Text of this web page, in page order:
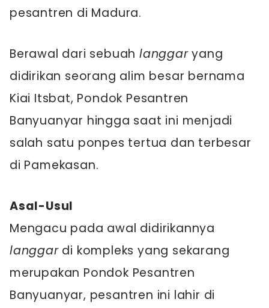
pesantren di Madura.
Berawal dari sebuah langgaryang
didirikan seorang alim besar bernama
Kiai Itsbat, Pondok Pesantren
Banyuanyar hingga saat ini menjadi
salah satu ponpes tertua dan terbesar
di Pamekasan.
Asal-Usul
Mengacu pada awal didirikannya
langgardi kompleks yang sekarang
merupakan Pondok Pesantren
Banyuanyar, pesantren ini lahir di